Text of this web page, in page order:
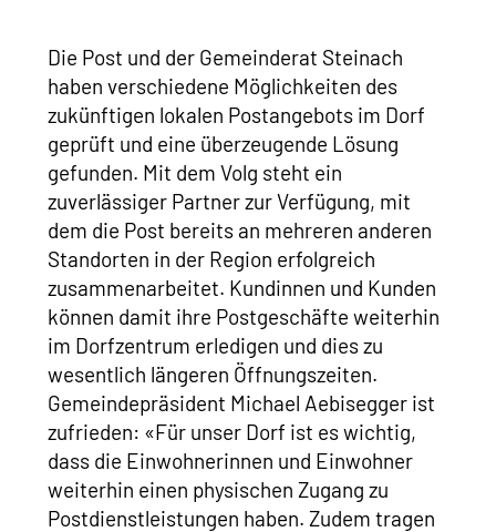
Die Post und der Gemeinderat Steinach
haben verschiedene Möglichkeiten des
zukünftigen lokalen Postangebots im Dorf
geprüft und eine überzeugende Lösung
gefunden. Mit dem Volg steht ein
zuverlässiger Partner zur Verfügung, mit
dem die Post bereits an mehreren anderen
Standorten in der Region erfolgreich
zusammenarbeitet. Kundinnen und Kunden
können damit ihre Postgeschäfte weiterhin
im Dorfzentrum erledigen und dies zu
wesentlich längeren Öffnungszeiten.
Gemeindepräsident Michael Aebisegger ist
zufrieden: «Für unser Dorf ist es wichtig,
dass die Einwohnerinnen und Einwohner
weiterhin einen physischen Zugang zu
Postdienstleistungen haben. Zudem tragen